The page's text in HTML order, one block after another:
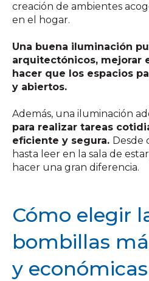
creación de ambientes
en el hogar.
Una buena iluminación
arquitectónicos, mejorar
hacer que los espacios
y abiertos.
Además, una iluminación
para realizar tareas
eficiente y segura. Desde
hasta leer en la sala de
hacer una gran diferencia.
Cómo elegir
bombillas
y económicas